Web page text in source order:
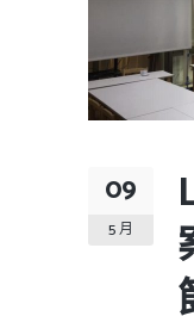
09
5 月